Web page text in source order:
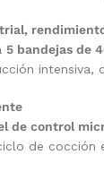
5 bandejas de
intensiva,
de control
de